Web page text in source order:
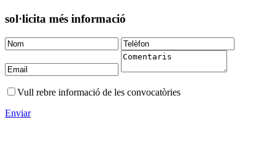
sol·licita més informació
Vull rebre informació de les convocatòries
Enviar